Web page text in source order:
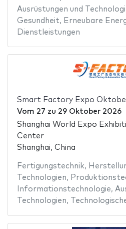
Ausrüstungen und
Gesundheit, Erneubare
Dienstleistungen
Smart Factory Expo
Vom 27 zu 29 Oktober 2026
Shanghai World Expo
Center
Shanghai, China
Fertigungstechnik,
Technologien,
Informationstechnologie,
Technologien,